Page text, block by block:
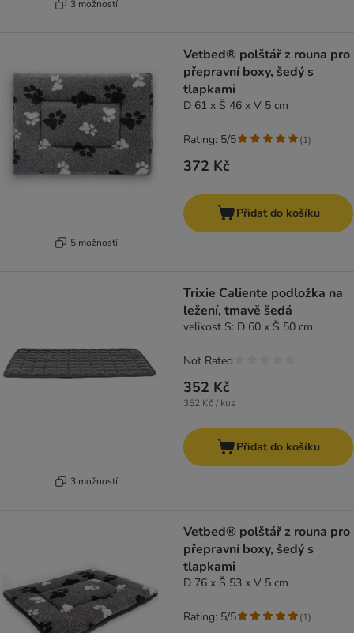
3 možností
5 možností
Vetbed® polštář z rouna pro
přepravní boxy, šedý s
tlapkami
D 61 x Š 46 x V 5 cm
372 Kč
Rating: 5/5 (1)
Přidat do košíku
3 možností
Trixie Caliente podložka na
ležení, tmavě šedá
velikost S: D 60 x Š 50 cm
352 Kč
352 Kč / kus
Not Rated
Přidat do košíku
Vetbed® polštář z rouna pro
přepravní boxy, šedý s
tlapkami
D 76 x Š 53 x V 5 cm
Rating: 5/5 (1)